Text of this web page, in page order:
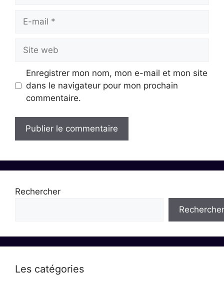
mail
web
Enregistrer mon nom, mon e-mail et mon site
dans le navigateur pour mon prochain
commentaire.
Rechercher
Rechercher
Les catégories